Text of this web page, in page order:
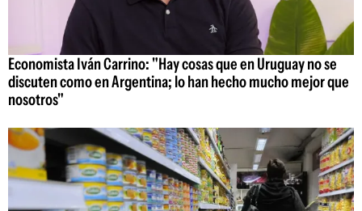
Economista Iván Carrino: "Hay cosas que en Uruguay no se
discuten como en Argentina; lo han hecho mucho mejor que
nosotros"